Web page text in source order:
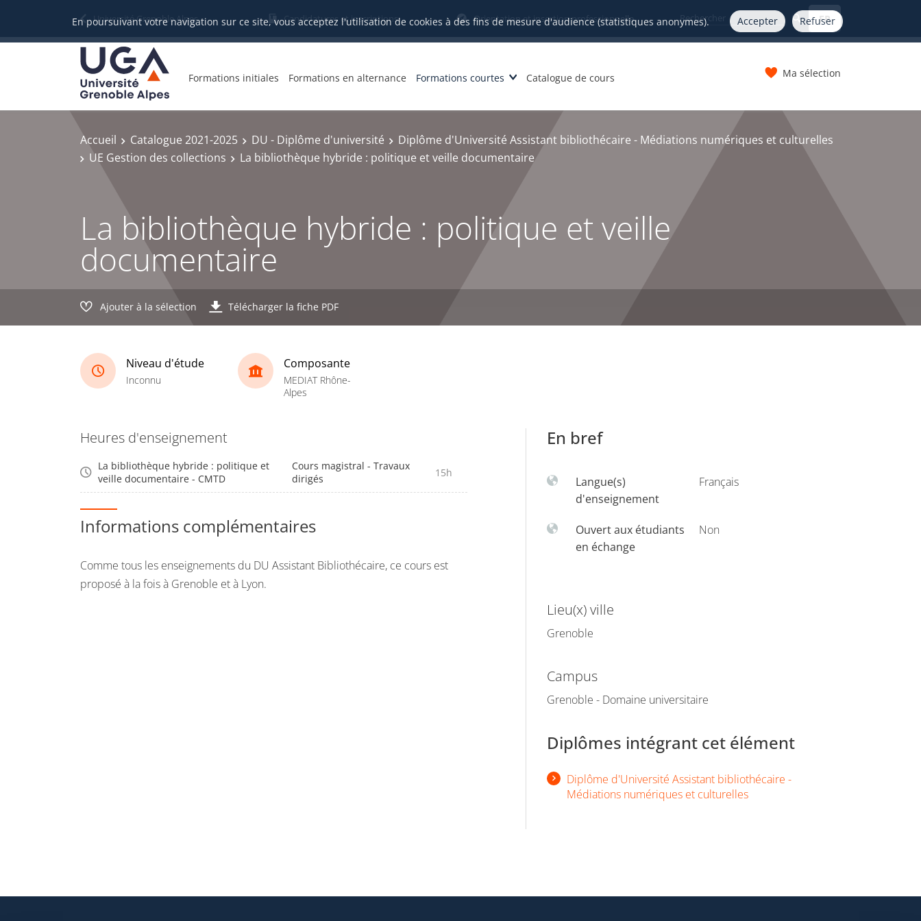
En poursuivant votre navigation sur ce site, vous acceptez l'utilisation de cookies à des fins de mesure d'audience (statistiques anonymes). Accepter Refuser
Université Grenoble Alpes Candidatures et inscriptions Orientation et insertion professionnelle FR
Formations initiales Formations en alternance Formations courtes Catalogue de cours Ma sélection
Accueil Catalogue 2021-2025 DU - Diplôme d'université
Diplôme d'Université Assistant bibliothécaire - Médiations numériques et culturelles
UE Gestion des collections
La bibliothèque hybride : politique et veille documentaire
La bibliothèque hybride : politique et veille
documentaire
Ajouter à la sélection Télécharger la fiche PDF
Niveau d'étude
Inconnu
Composante
MEDIAT Rhône-
Alpes
Heures d'enseignement
La bibliothèque hybride : politique et
veille documentaire - CMTD
Cours magistral - Travaux
dirigés
15h
Informations complémentaires
Comme tous les enseignements du DU Assistant Bibliothécaire, ce cours est
proposé à la fois à Grenoble et à Lyon.
En bref
Langue(s)
d'enseignement
Français
Ouvert aux étudiants
en échange
Non
Lieu(x) ville
Grenoble
Campus
Grenoble - Domaine universitaire
Diplômes intégrant cet élément
Diplôme d'Université Assistant bibliothécaire -
Médiations numériques et culturelles